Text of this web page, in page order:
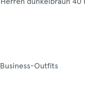
Outfits